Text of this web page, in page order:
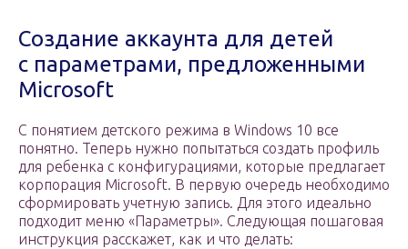
Создание аккаунта для детей
с параметрами, предложенными
Microsoft
С понятием детского режима в Windows 10 все
понятно. Теперь нужно попытаться создать профиль
для ребенка с конфигурациями, которые предлагает
корпорация Microsoft. В первую очередь необходимо
сформировать учетную запись. Для этого идеально
подходит меню «Параметры». Следующая пошаговая
инструкция расскажет, как и что делать: